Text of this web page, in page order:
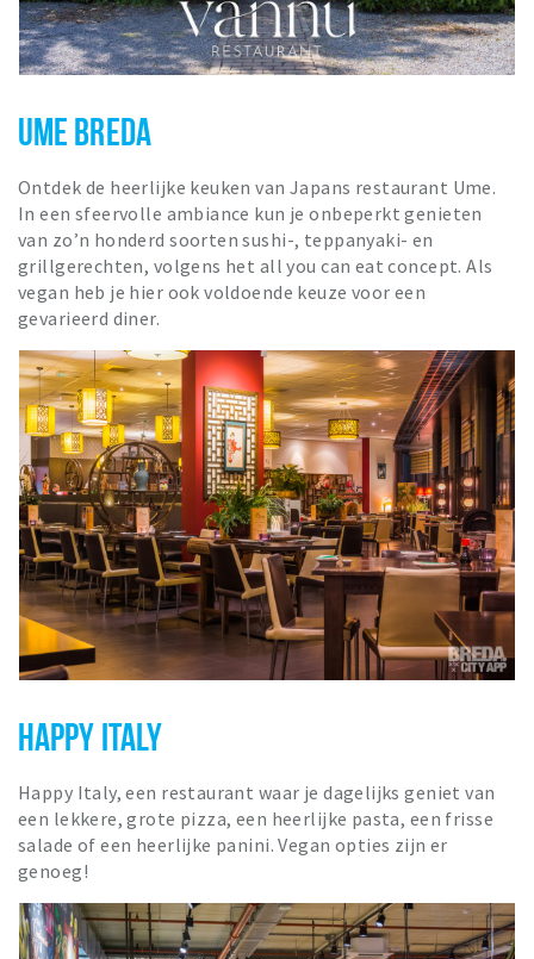
UME BREDA
Ontdek de heerlijke keuken van Japans restaurant Ume.
In een sfeervolle ambiance kun je onbeperkt genieten
van zo’n honderd soorten sushi-, teppanyaki- en
grillgerechten, volgens het all you can eat concept. Als
vegan heb je hier ook voldoende keuze voor een
gevarieerd diner.
HAPPY ITALY
Happy Italy, een restaurant waar je dagelijks geniet van
een lekkere, grote pizza, een heerlijke pasta, een frisse
salade of een heerlijke panini. Vegan opties zijn er
genoeg!